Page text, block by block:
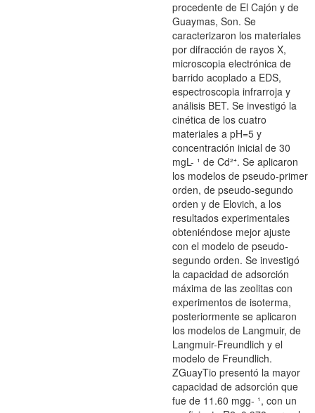
procedente de El Cajón y de
Guaymas, Son. Se
caracterizaron los materiales
por difracción de rayos X,
microscopia electrónica de
barrido acoplado a EDS,
espectroscopia infrarroja y
análisis BET. Se investigó la
cinética de los cuatro
materiales a pH=5 y
concentración inicial de 30
mgL- ¹ de Cd²⁺. Se aplicaron
los modelos de pseudo-primer
orden, de pseudo-segundo
orden y de Elovich, a los
resultados experimentales
obteniéndose mejor ajuste
con el modelo de pseudo-
segundo orden. Se investigó
la capacidad de adsorción
máxima de las zeolitas con
experimentos de isoterma,
posteriormente se aplicaron
los modelos de Langmuir, de
Langmuir-Freundlich y el
modelo de Freundlich.
ZGuayTio presentó la mayor
capacidad de adsorción que
fue de 11.60 mgg- ¹, con un